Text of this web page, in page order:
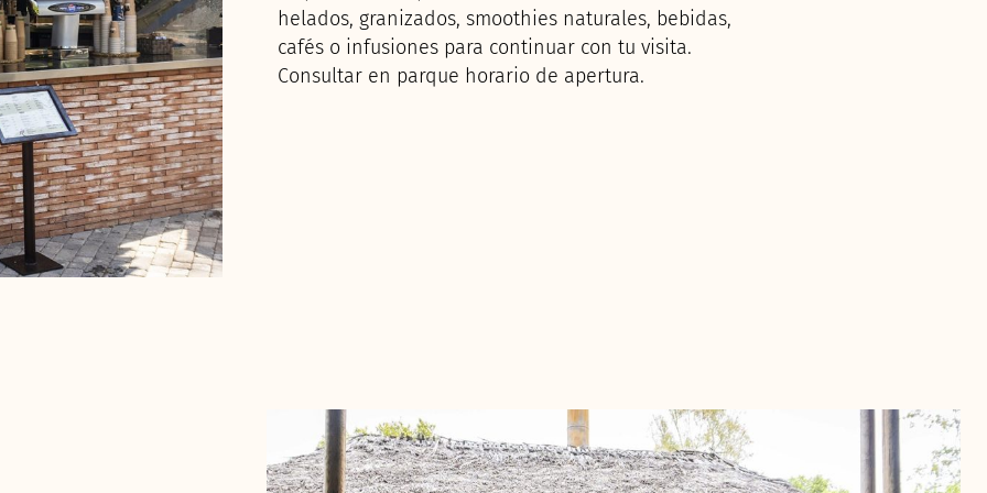
helados, granizados, smoothies naturales, bebidas,
cafés o infusiones para continuar con tu visita.
Consultar en parque horario de apertura.